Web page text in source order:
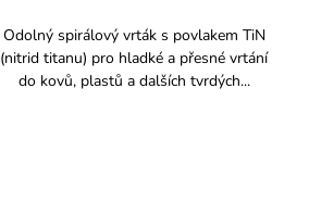
Odolný spirálový vrták s povlakem TiN
(nitrid titanu) pro hladké a přesné vrtání
do kovů, plastů a dalších tvrdých...